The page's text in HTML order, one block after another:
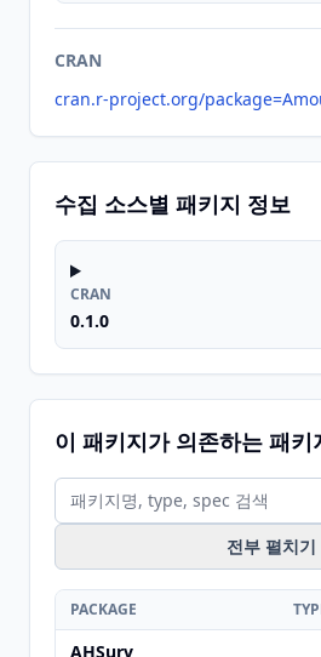
CRAN
cran.r-project.org/
수집 소스별 패키지 정보
CRAN
0.1.0
이 패키지가 의존하는 패키
전부 펼치기
PACKAGE
AHSurv